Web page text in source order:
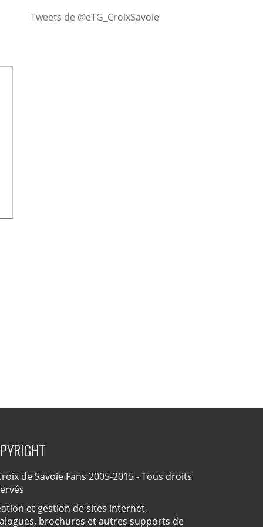
Tweets de @eTG_CroixSavoie
de Savoie Fans 2005-2015 - Tous droits
et gestion de sites internet,
brochures et autres supports de